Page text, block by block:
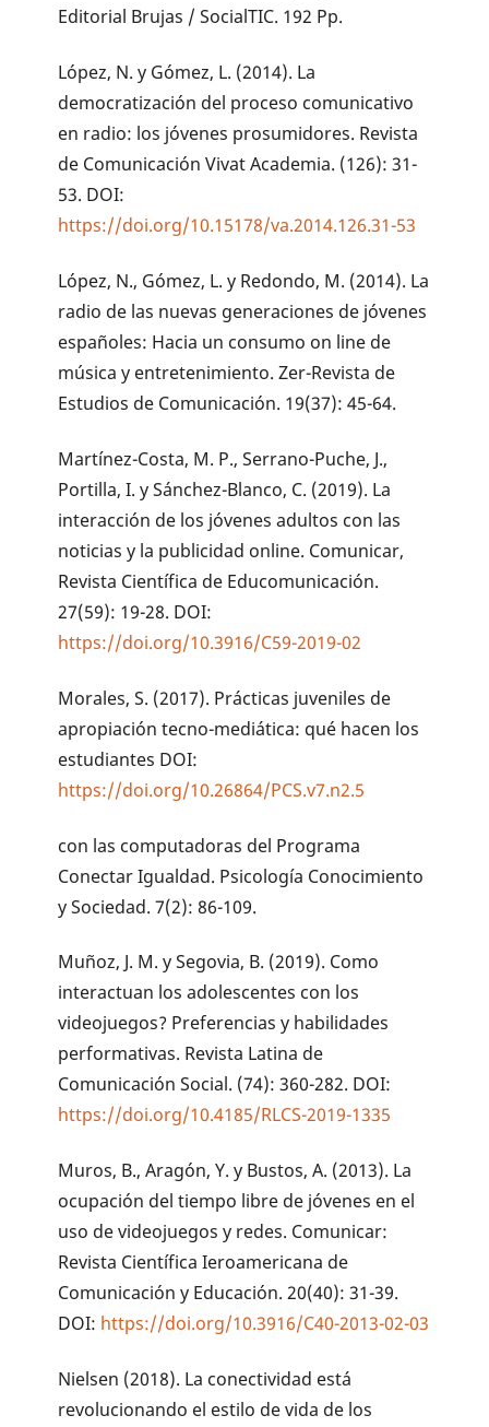
Editorial Brujas / SocialTIC. 192 Pp.
López, N. y Gómez, L. (2014). La
democratización del proceso comunicativo
en radio: los jóvenes prosumidores. Revista
de Comunicación Vivat Academia. (126): 31-
53. DOI:
https://doi.org/10.15178/va.2014.126.31-53
López, N., Gómez, L. y Redondo, M. (2014). La
radio de las nuevas generaciones de jóvenes
españoles: Hacia un consumo on line de
música y entretenimiento. Zer-Revista de
Estudios de Comunicación. 19(37): 45-64.
Martínez-Costa, M. P., Serrano-Puche, J.,
Portilla, I. y Sánchez-Blanco, C. (2019). La
interacción de los jóvenes adultos con las
noticias y la publicidad online. Comunicar,
Revista Científica de Educomunicación.
27(59): 19-28. DOI:
https://doi.org/10.3916/C59-2019-02
Morales, S. (2017). Prácticas juveniles de
apropiación tecno-mediática: qué hacen los
estudiantes DOI:
https://doi.org/10.26864/PCS.v7.n2.5
con las computadoras del Programa
Conectar Igualdad. Psicología Conocimiento
y Sociedad. 7(2): 86-109.
Muñoz, J. M. y Segovia, B. (2019). Como
interactuan los adolescentes con los
videojuegos? Preferencias y habilidades
performativas. Revista Latina de
Comunicación Social. (74): 360-282. DOI:
https://doi.org/10.4185/RLCS-2019-1335
Muros, B., Aragón, Y. y Bustos, A. (2013). La
ocupación del tiempo libre de jóvenes en el
uso de videojuegos y redes. Comunicar:
Revista Científica Ieroamericana de
Comunicación y Educación. 20(40): 31-39.
DOI: https://doi.org/10.3916/C40-2013-02-03
Nielsen (2018). La conectividad está
revolucionando el estilo de vida de los